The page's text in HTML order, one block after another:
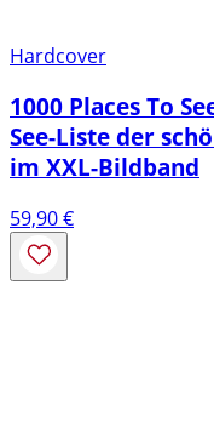
Hardcover
1000 Places To
See-Liste der
im XXL-Bildband
59,90€